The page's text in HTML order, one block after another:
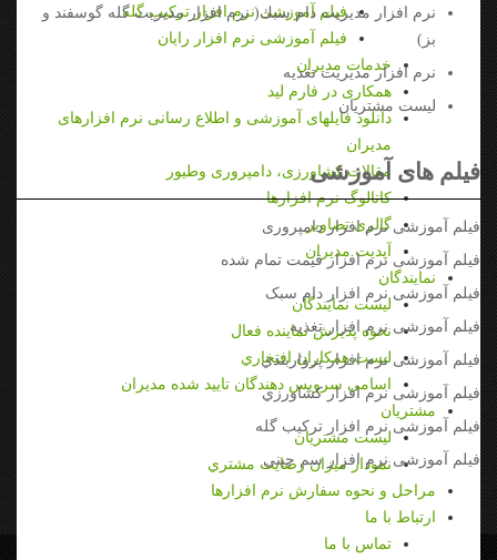
فیلم آموزشی نرم افزار تركيب گله
فیلم آموزشی نرم افزار رایان
خدمات مديران
همکاری در فارم لید
دانلود فایلهای آموزشی و اطلاع رسانی نرم افزارهای
مدیران
مقالات کشاورزی، دامپروری وطیور
کاتالوگ نرم افزارها
گالری تصاویر
آپدیت مدیران
نمايندگان
ليست نمايندگان
نحوه پذيرش نماينده فعال
ليست همكاران افتخاري
اسامی سرویس دهندگان تایید شده مدیران
مشتريان
ليست مشتريان
نمودار ميزان رضايت مشتري
مراحل و نحوه سفارش نرم افزارها
ارتباط با ما
تماس با ما
نرم افزار مدیریت دام سبك( نرم افزار مدیریت گله گوسفند و
بز)
نرم افزار مديريت تغذيه
ليست مشتريان
فیلم های آموزشی
فیلم آموزشی نرم افزار دامپروری
فیلم آموزشی نرم افزار قیمت تمام شده
فیلم آموزشی نرم افزار دام سبک
فیلم آموزشی نرم افزار تغذیه
فیلم آموزشی نرم افزار پرواربندي
فیلم آموزشی نرم افزار كشاورزي
فیلم آموزشی نرم افزار تركيب گله
فیلم آموزشی نرم افزار سم چيني